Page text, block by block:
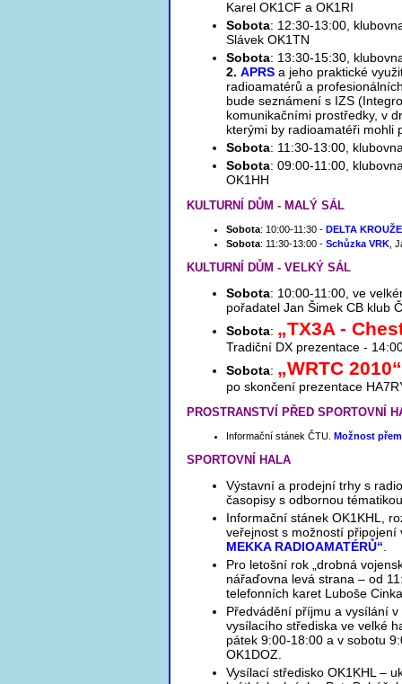
Karel OK1CF a OK1RI
Sobota: 12:30-13:00,
Slávek OK1TN
Sobota: 13:30-15:30,
2. APRS a jeho praktické
radioamatérů a
bude seznámení s IZS
komunikačními prostředky, v
kterými by radioamatéři mohli
Sobota: 11:30-13:00,
Sobota: 09:00-11:00,
OK1HH
KULTURNÍ DŮM - MALÝ SÁL
Sobota: 10:00-11:30 -DELTA
Sobota: 11:30-13:00 -Schůzka VRK ,
KULTURNÍ DŮM - VELKÝ SÁL
Sobota: 10:00-11:00, ve
pořadatel Jan Šimek CB klub
Sobota: „TX3A -
Tradiční DX prezentace -
Sobota: „WRTC 2010“
po skončení prezentace
PROSTRANSTVÍ PŘED SPORTOVNÍ
Informační stánek ČTU.Možnost
SPORTOVNÍ HALA
Výstavní a prodejní trhy s
časopisy s odbornou
Informační stánek OK1KHL,
veřejnost s možností
MEKKA RADIOAMATÉRŮ“
Pro letošní rok „drobná
nářaďovna levá strana – od
telefonních karet Luboše
Předvádění příjmu a vysílání
vysílacího střediska ve velké
pátek 9:00-18:00 a v sobotu
OK1DOZ.
Vysílací středisko OK1KHL –